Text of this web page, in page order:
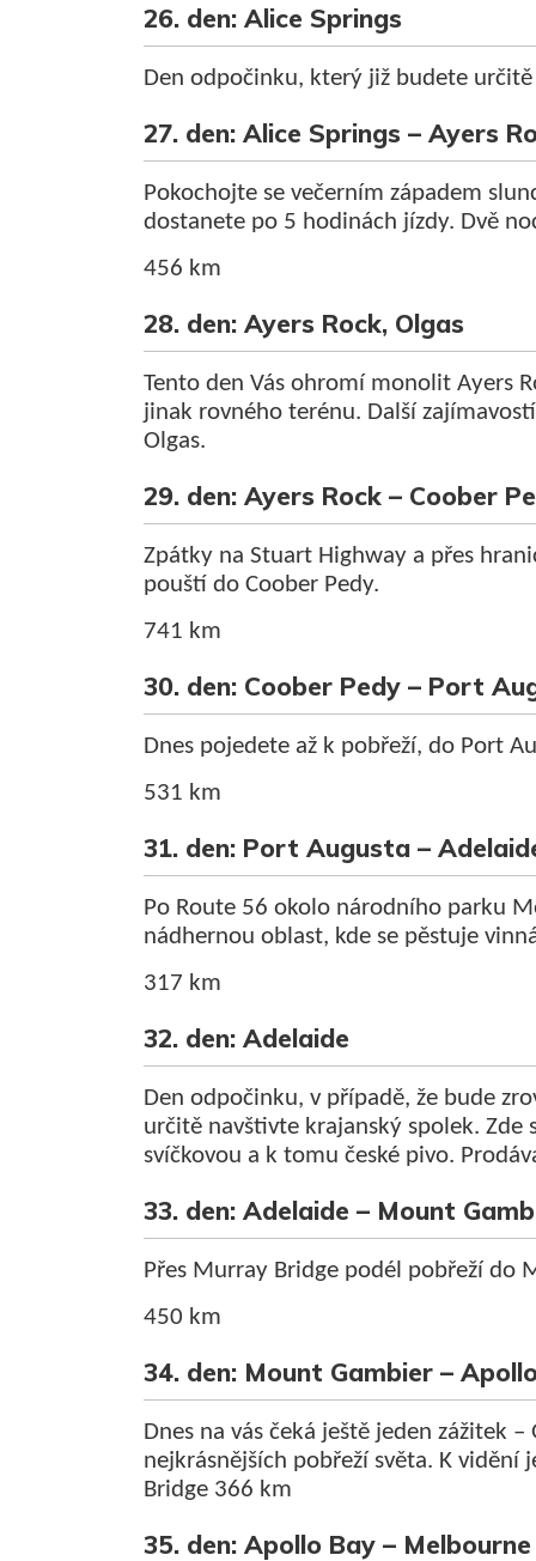
26. den: Alice Springs
Den odpočinku, který již budete
27. den: Alice Springs – Ayers
Pokochojte se večerním západem
dostanete po 5 hodinách jízdy. Dvě
456 km
28. den: Ayers Rock, Olgas
Tento den Vás ohromí monolit Ayers
jinak rovného terénu. Další
Olgas.
29. den: Ayers Rock – Coober
Zpátky na Stuart Highway a přes
pouští do Coober Pedy.
741 km
30. den: Coober Pedy – Port
Dnes pojedete až k pobřeží, do Port
531 km
31. den: Port Augusta –
Po Route 56 okolo národního parku
nádhernou oblast, kde se pěstuje
317 km
32. den: Adelaide
Den odpočinku, v případě, že bude
určitě navštivte krajanský spolek.
svíčkovou a k tomu české pivo.
33. den: Adelaide – Mount
Přes Murray Bridge podél pobřeží do
450 km
34. den: Mount Gambier –
Dnes na vás čeká ještě jeden zážitek
nejkrásnějších pobřeží světa. K vidění
Bridge 366 km
35. den: Apollo Bay – Melbourne